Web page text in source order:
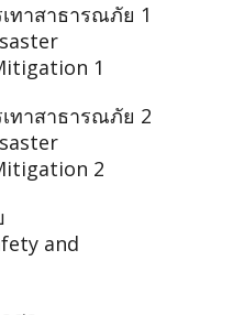
ทาสาธารณภัย 1
1
ทาสาธารณภัย 2
2
and